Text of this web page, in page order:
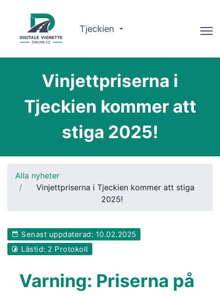
Tjeckien
Kontrollera giltigheten
Om oss
Ruttplanerare
Svenska
Köp vinjett
Vinjettpriserna i
Tjeckien kommer att
stiga 2025!
Alla nyheter
Vinjettpriserna i Tjeckien kommer att stiga
2025!
Senast uppdaterad: 10.02.2025
Lästid: 2 Protokoll
Varning: Priserna på